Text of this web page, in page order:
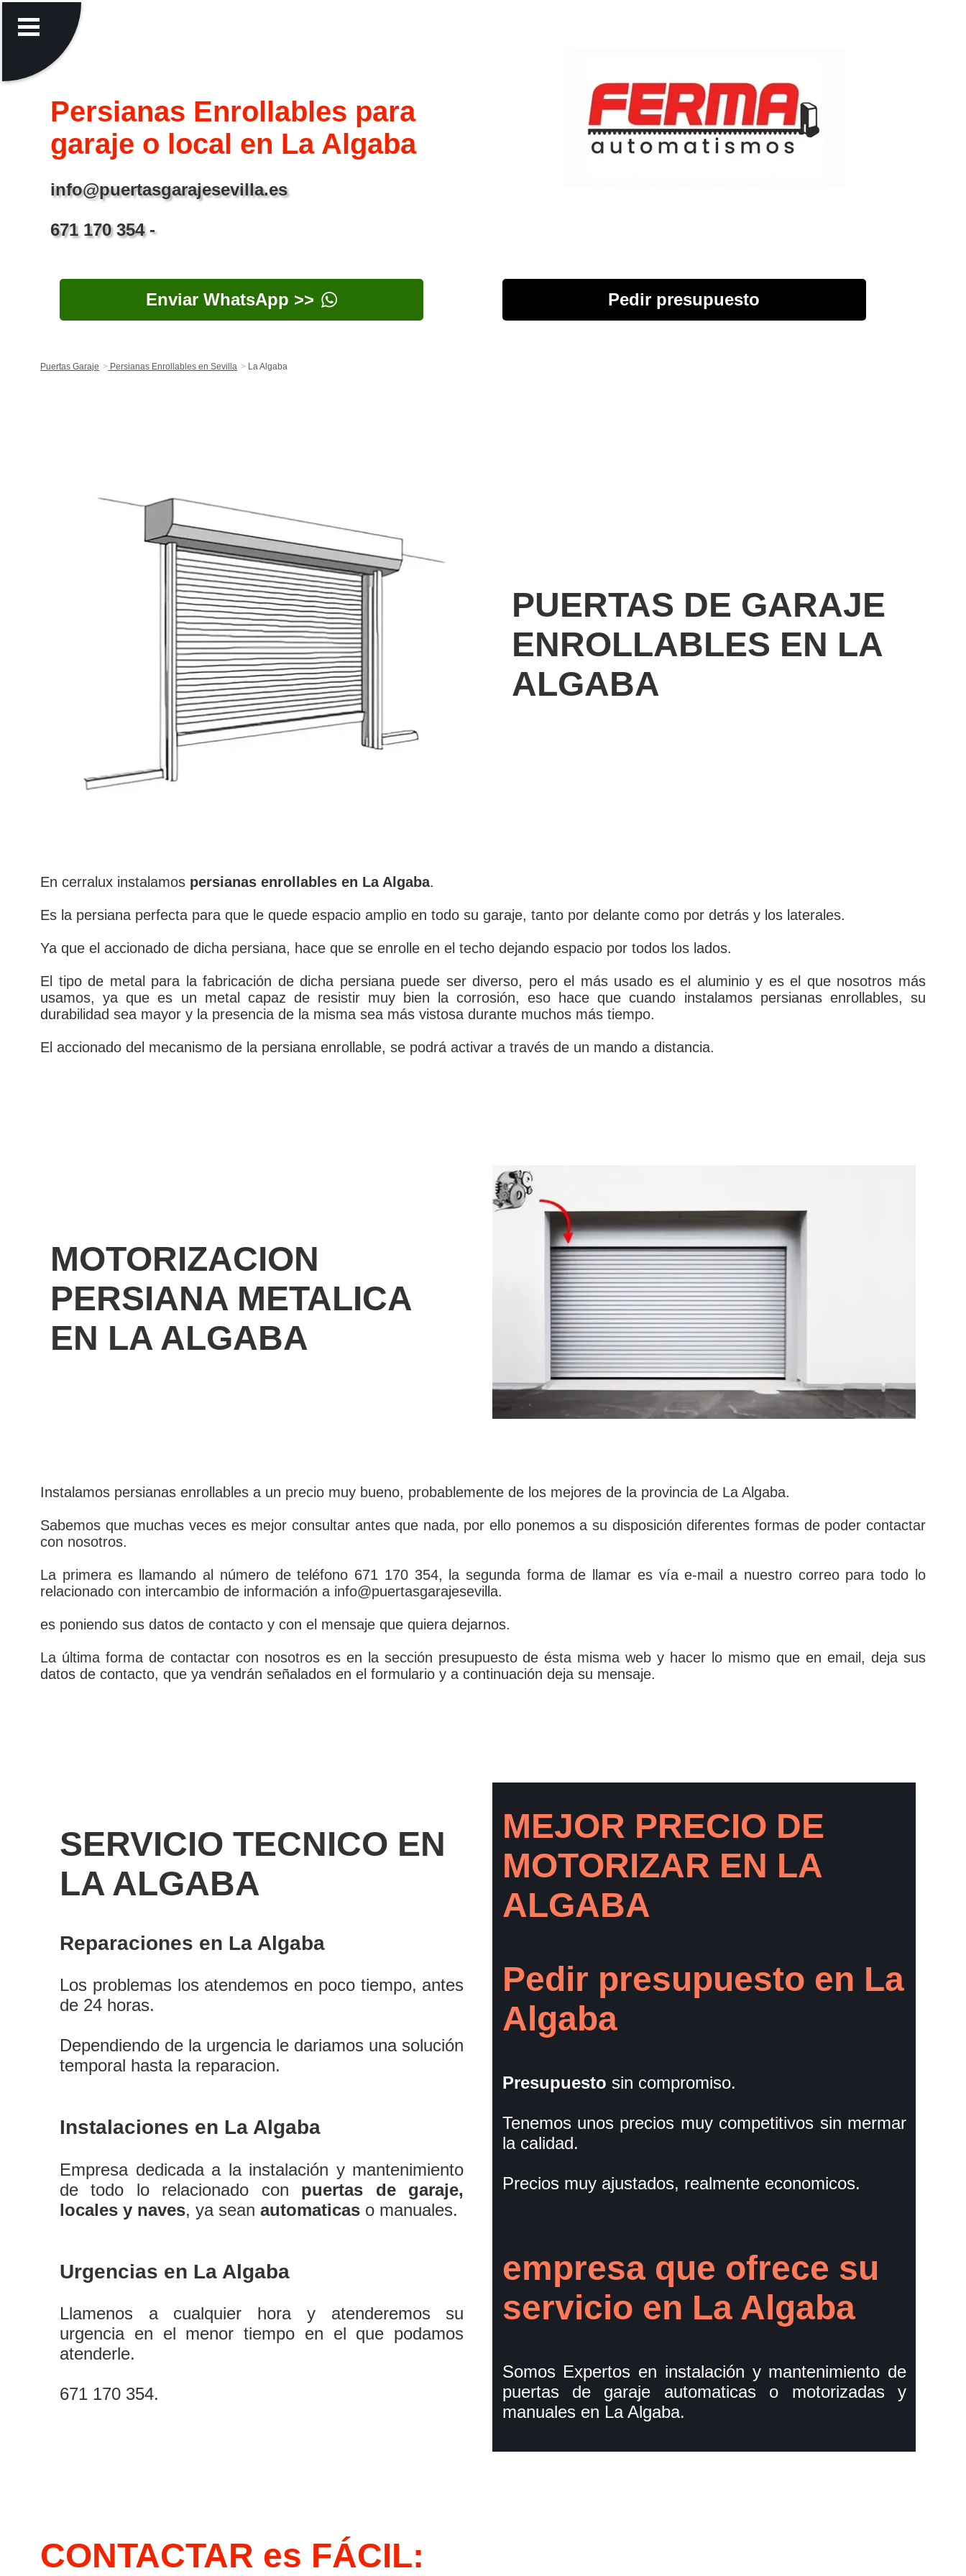
Persianas Enrollables para
garaje o local en La Algaba
info@puertasgarajesevilla.es
671 170 354 -
Enviar WhatsApp >> Pedir presupuesto
Puertas Garaje Persianas Enrollables en Sevilla La Algaba
PUERTAS DE GARAJE
ENROLLABLES EN LA
ALGABA
En cerralux instalamos persianas enrollables en La Algaba.
Es la persiana perfecta para que le quede espacio amplio en todo su garaje, tanto por delante como por detrás y los laterales.
Ya que el accionado de dicha persiana, hace que se enrolle en el techo dejando espacio por todos los lados.
El tipo de metal para la fabricación de dicha persiana puede ser diverso, pero el más usado es el aluminio y es el que nosotros más
usamos, ya que es un metal capaz de resistir muy bien la corrosión, eso hace que cuando instalamos persianas enrollables, su
durabilidad sea mayor y la presencia de la misma sea más vistosa durante muchos más tiempo.
El accionado del mecanismo de la persiana enrollable, se podrá activar a través de un mando a distancia.
MOTORIZACION
PERSIANA METALICA
EN LA ALGABA
Instalamos persianas enrollables a un precio muy bueno, probablemente de los mejores de la provincia de La Algaba.
Sabemos que muchas veces es mejor consultar antes que nada, por ello ponemos a su disposición diferentes formas de poder contactar
con nosotros.
La primera es llamando al número de teléfono 671 170 354, la segunda forma de llamar es vía e-mail a nuestro correo para todo lo
relacionado con intercambio de información a info@puertasgarajesevilla.
es poniendo sus datos de contacto y con el mensaje que quiera dejarnos.
La última forma de contactar con nosotros es en la sección presupuesto de ésta misma web y hacer lo mismo que en email, deja sus
datos de contacto, que ya vendrán señalados en el formulario y a continuación deja su mensaje.
SERVICIO TECNICO EN
LA ALGABA
Reparaciones en La Algaba
Los problemas los atendemos en poco tiempo, antes
de 24 horas.
Dependiendo de la urgencia le dariamos una solución
temporal hasta la reparacion.
Instalaciones en La Algaba
Empresa dedicada a la instalación y mantenimiento
de todo lo relacionado con puertas de garaje,
locales y naves, ya seanautomaticas o manuales.
Urgencias en La Algaba
Llamenos a cualquier hora y atenderemos su
urgencia en el menor tiempo en el que podamos
atenderle.
671 170 354.
MEJOR PRECIO DE
MOTORIZAR EN LA
ALGABA
Pedir presupuesto en La
Algaba
Presupuesto sin compromiso.
Tenemos unos precios muy competitivos sin mermar
la calidad.
Precios muy ajustados, realmente economicos.
empresa que ofrece su
servicio en La Algaba
Somos Expertos en instalación y mantenimiento de
puertas de garaje automaticas o motorizadas y
manuales en La Algaba.
CONTACTAR es FÁCIL: